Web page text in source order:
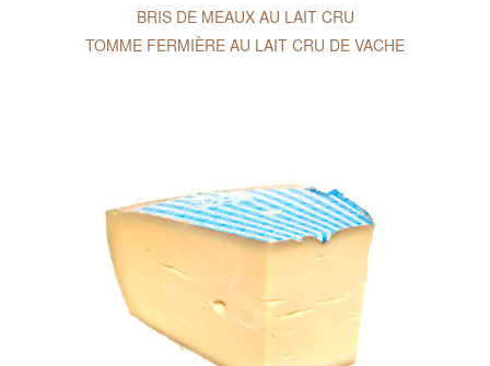
BRIS DE MEAUX AU LAIT CRU
TOMME FERMIÈRE AU LAIT CRU DE VACHE
MORBIER DU JURA
COMTÉ DOUX
ABONDANCE FERMIER
GRUYÈRE SUISSE
ROQUEFORT PAPILLON